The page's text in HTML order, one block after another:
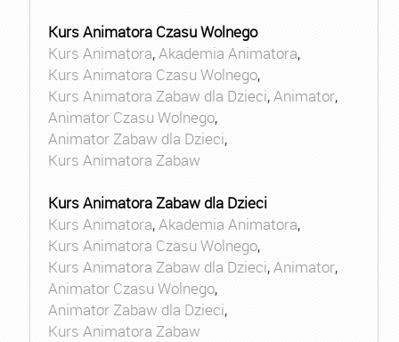
Kurs Animatora Czasu Wolnego
Kurs Animatora,Akademia Animatora,
Kurs Animatora Czasu Wolnego,
Kurs Animatora Zabaw dla Dzieci,Animator,
Animator Czasu Wolnego,
Animator Zabaw dla Dzieci,
Kurs Animatora Zabaw
Kurs Animatora Zabaw dla Dzieci
Kurs Animatora,Akademia Animatora,
Kurs Animatora Czasu Wolnego,
Kurs Animatora Zabaw dla Dzieci,Animator,
Animator Czasu Wolnego,
Animator Zabaw dla Dzieci,
Kurs Animatora Zabaw